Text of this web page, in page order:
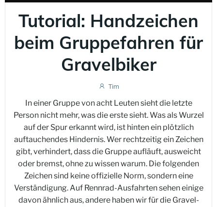
Tutorial: Handzeichen
beim Gruppefahren für
Gravelbiker
Tim
In einer Gruppe von acht Leuten sieht die letzte
Person nicht mehr, was die erste sieht. Was als Wurzel
auf der Spur erkannt wird, ist hinten ein plötzlich
auftauchendes Hindernis. Wer rechtzeitig ein Zeichen
gibt, verhindert, dass die Gruppe aufläuft, ausweicht
oder bremst, ohne zu wissen warum. Die folgenden
Zeichen sind keine offizielle Norm, sondern eine
Verständigung. Auf Rennrad-Ausfahrten sehen einige
davon ähnlich aus, andere haben wir für die Gravel-